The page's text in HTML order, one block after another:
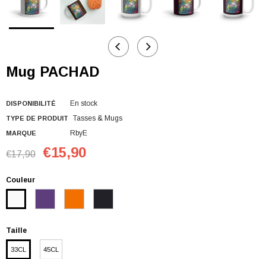
Mug PACHAD
DISPONIBILITÉ En stock
TYPE DE PRODUIT Tasses & Mugs
MARQUE RbyE
€17,90 €15,90
Couleur
Taille
33CL 45CL